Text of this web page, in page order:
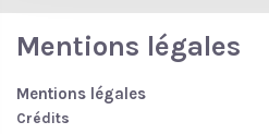
Mentions légales
Mentions légales
Crédits